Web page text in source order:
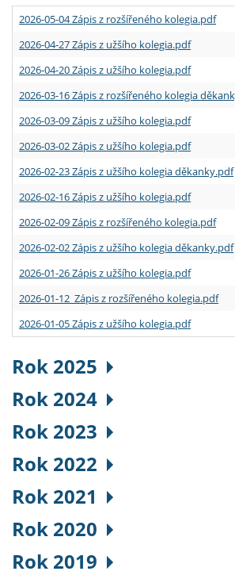
2026-05-04 Zápis z rozšířeného kolegia.pdf
2026-04-27 Zápis z užšího kolegia.pdf
2026-04-20 Zápis z užšího kolegia.pdf
2026-03-16 Zápis z rozšířeného kolegia
2026-03-09 Zápis z užšího kolegia.pdf
2026-03-02 Zápis z užšího kolegia.pdf
2026-02-23 Zápis z užšího kolegia děkanky.pdf
2026-02-16 Zápis z užšího kolegia.pdf
2026-02-09 Zápis z rozšířeného kolegia.pdf
2026-02-02 Zápis z užšího kolegia děkanky.pdf
2026-01-26 Zápis z užšího kolegia.pdf
2026-01-12 Zápis z rozšířeného kolegia.pdf
2026-01-05 Zápis z užšího kolegia.pdf
Rok 2025
Rok 2024
Rok 2023
Rok 2022
Rok 2021
Rok 2020
Rok 2019